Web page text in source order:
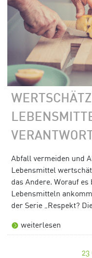
Abfall vermeiden und
Lebensmittel
das Andere. Worauf
Lebensmitteln
der Serie „Respekt?
weiterlesen
23